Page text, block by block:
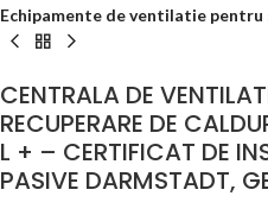
Echipamente de ventilatie
CENTRALA DE
RECUPERARE DE
L + – CERTIFICAT DE
PASIVE DARMSTADT,